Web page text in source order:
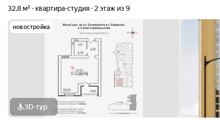
32,8 м²
квартира-студия 2 этаж из 9
новостройка
3D-тур